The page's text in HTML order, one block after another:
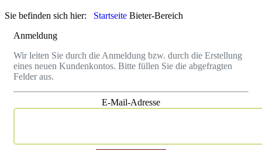
Sie befinden sich hier: Startseite Bieter-Bereich
Anmeldung
Wir leiten Sie durch die Anmeldung bzw. durch die Erstellung
eines neuen Kundenkontos. Bitte füllen Sie die abgefragten
Felder aus.
E-Mail-Adresse